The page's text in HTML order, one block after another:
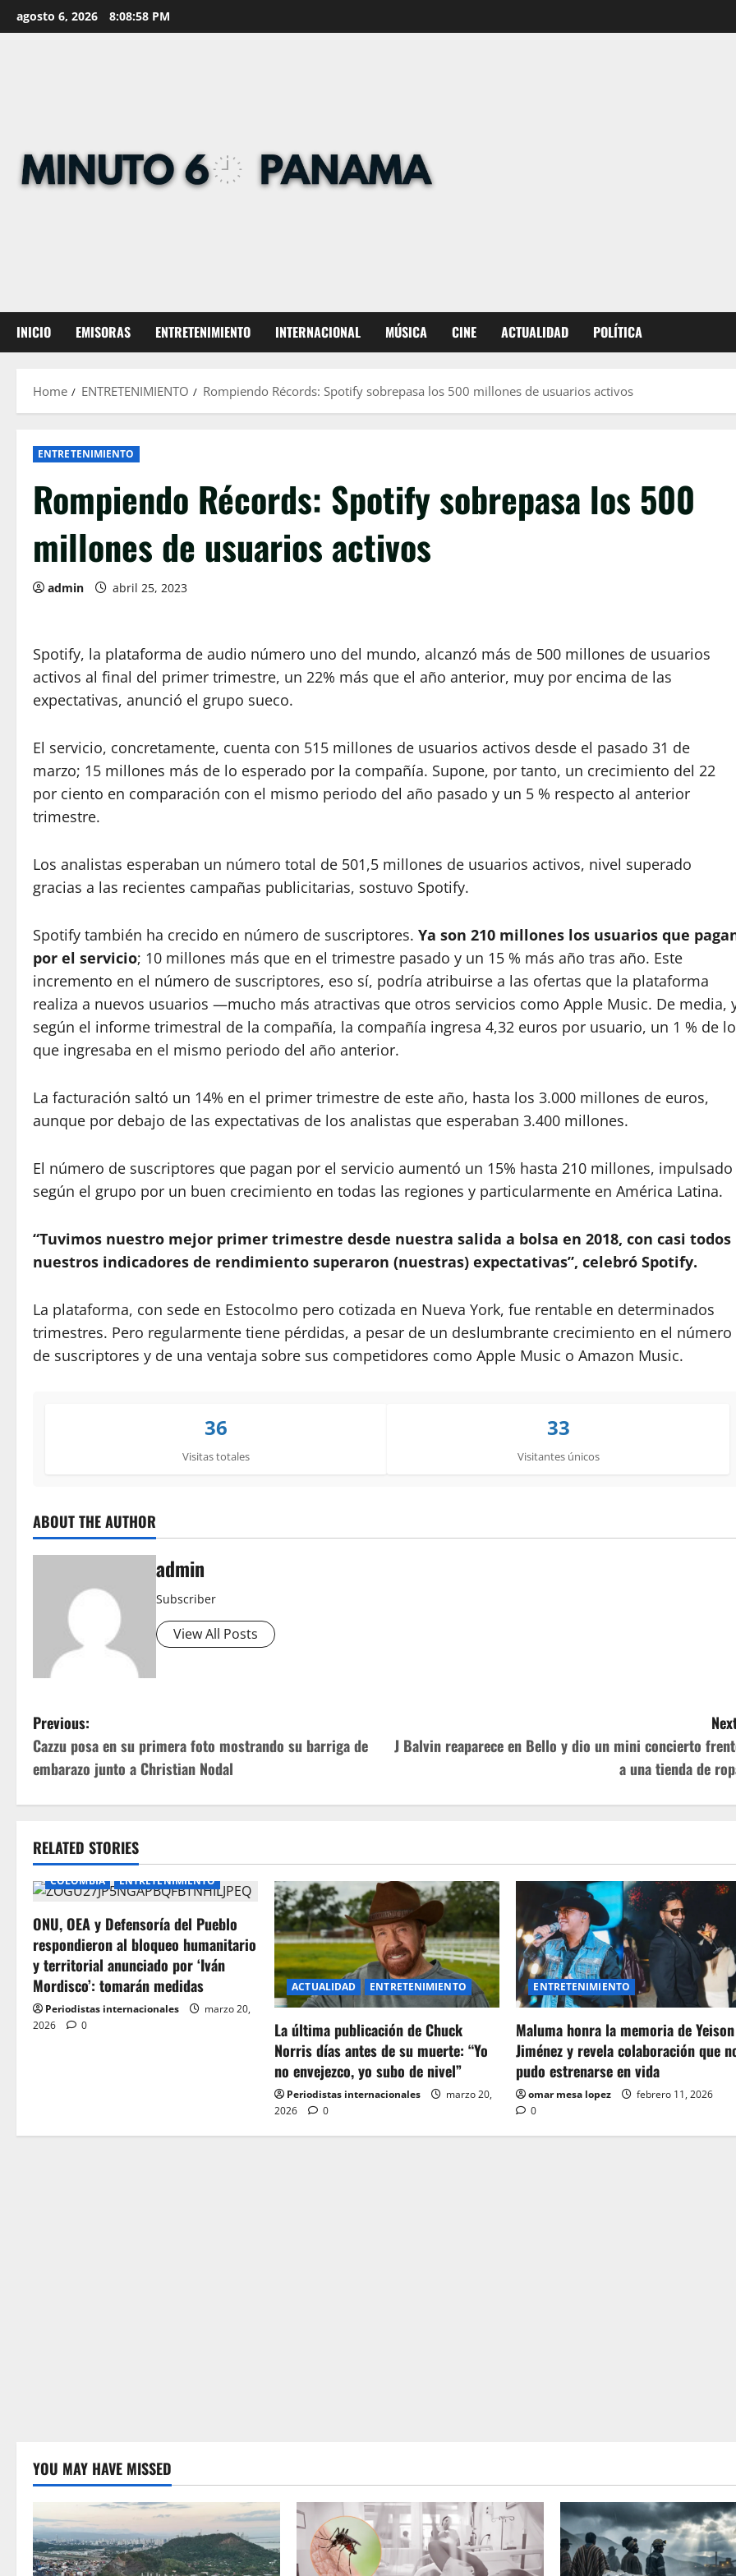
to
agosto 6, 2026 8:08:58 PM
INICIO EMISORAS ENTRETENIMIENTO INTERNACIONAL MÚSICA CINE ACTUALIDAD POLÍTICA
Home ENTRETENIMIENTO Rompiendo Récords: Spotify sobrepasa los 500 millones de usuarios activos
ENTRETENIMIENTO
Rompiendo Récords: Spotify sobrepasa los 500
millones de usuarios activos
admin abril 25, 2023
Spotify, la plataforma de audio número uno del mundo, alcanzó más de 500 millones de usuarios
activos al final del primer trimestre, un 22% más que el año anterior, muy por encima de las
expectativas, anunció el grupo sueco.
El servicio, concretamente, cuenta con 515 millones de usuarios activos desde el pasado 31 de
marzo; 15 millones más de lo esperado por la compañía. Supone, por tanto, un crecimiento del 22
por ciento en comparación con el mismo periodo del año pasado y un 5 % respecto al anterior
trimestre.
Los analistas esperaban un número total de 501,5 millones de usuarios activos, nivel superado
gracias a las recientes campañas publicitarias, sostuvo Spotify.
Spotify también ha crecido en número de suscriptores. Ya son 210 millones los usuarios que
por el servicio; 10 millones más que en el trimestre pasado y un 15 % más año tras año. Este
incremento en el número de suscriptores, eso sí, podría atribuirse a las ofertas que la plataforma
realiza a nuevos usuarios —mucho más atractivas que otros servicios como Apple Music. De media,
según el informe trimestral de la compañía, la compañía ingresa 4,32 euros por usuario, un 1 % de lo
que ingresaba en el mismo periodo del año anterior.
La facturación saltó un 14% en el primer trimestre de este año, hasta los 3.000 millones de euros,
aunque por debajo de las expectativas de los analistas que esperaban 3.400 millones.
El número de suscriptores que pagan por el servicio aumentó un 15% hasta 210 millones, impulsado
según el grupo por un buen crecimiento en todas las regiones y particularmente en América Latina.
“Tuvimos nuestro mejor primer trimestre desde nuestra salida a bolsa en 2018, con casi todos
nuestros indicadores de rendimiento superaron (nuestras) expectativas”, celebró Spotify.
La plataforma, con sede en Estocolmo pero cotizada en Nueva York, fue rentable en determinados
trimestres. Pero regularmente tiene pérdidas, a pesar de un deslumbrante crecimiento en el número
de suscriptores y de una ventaja sobre sus competidores como Apple Music o Amazon Music.
36
Visitas totales
33
Visitantes únicos
ABOUT THE AUTHOR
admin
Subscriber
View All Posts
P
o
s
n
a
v
i
g
a
o
Previous:
Cazzu posa en su primera foto mostrando su barriga de
embarazo junto a Christian Nodal
J Balvin reaparece en Bello y dio un mini concierto
a una tienda de
RELATED STORIES
COLOMBIA ENTRETENIMIENTO
ONU, OEA y Defensoría del Pueblo
respondieron al bloqueo humanitario
y territorial anunciado por ‘Iván
Mordisco’: tomarán medidas
Periodistas internacionales
marzo 20,
2026
0
ACTUALIDAD ENTRETENIMIENTO
La última publicación de Chuck
Norris días antes de su muerte: “Yo
no envejezco, yo subo de nivel”
Periodistas internacionales
marzo 20,
2026
0
ENTRETENIMIENTO
Maluma honra la memoria de Yeison
Jiménez y revela colaboración que
pudo estrenarse en vida
omar mesa lopez
febrero 11, 2026
0
YOU MAY HAVE MISSED